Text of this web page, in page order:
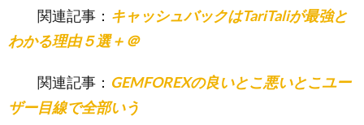
関連記事： キャッシュバックはTariTaliが最強と
わかる理由５選＋＠
関連記事： GEMFOREXの良いとこ悪いとこユー
ザー目線で全部いう